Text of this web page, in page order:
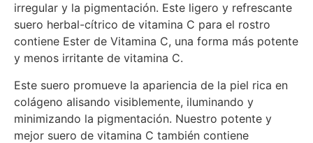
irregular y la pigmentación. Este ligero y refrescante
suero herbal-cítrico de vitamina C para el rostro
contiene Ester de Vitamina C, una forma más potente
y menos irritante de vitamina C.
Este suero promueve la apariencia de la piel rica en
colágeno alisando visiblemente, iluminando y
minimizando la pigmentación. Nuestro potente y
mejor suero de vitamina C también contiene